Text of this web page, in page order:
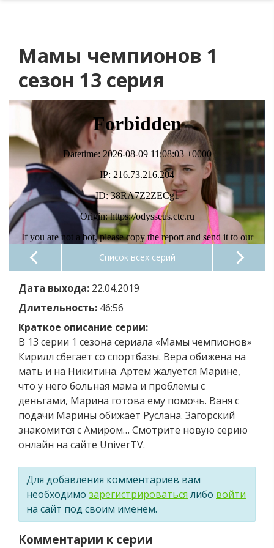
Мамы чемпионов 1
сезон 13 серия
Список всех серий
Дата выхода: 22.04.2019
Длительность: 46:56
Краткое описание серии:
В 13 серии 1 сезона сериала «Мамы чемпионов»
Кирилл сбегает со спортбазы. Вера обижена на
мать и на Никитина. Артем жалуется Марине,
что у него больная мама и проблемы с
деньгами, Марина готова ему помочь. Ваня с
подачи Марины обижает Руслана. Загорский
знакомится с Амиром… Смотрите новую серию
онлайн на сайте UniverTV.
Для добавления комментариев вам
необходимо зарегистрироваться либо войти
на сайт под своим именем.
Комментарии к серии